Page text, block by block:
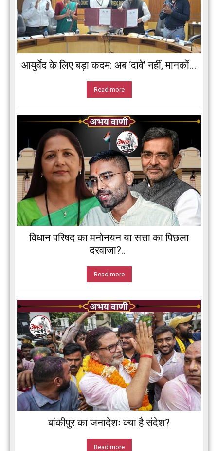
आयुर्वेद के लिए बड़ा कदम: अब ‘दावे’ नहीं, मानकों...
Read more
विधान परिषद का मनोनयन या सत्ता का पिछला
दरवाजा?...
Read more
बांकीपुर का जनादेशः क्या है संदेश?
Read more